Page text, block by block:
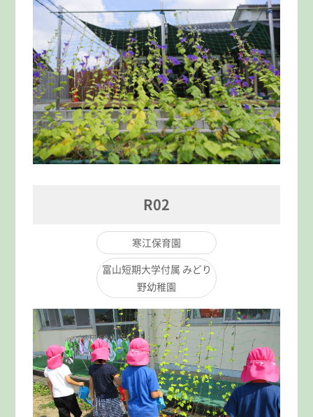
R02
寒江保育園
富山短期大学付属 みどり
野幼稚園